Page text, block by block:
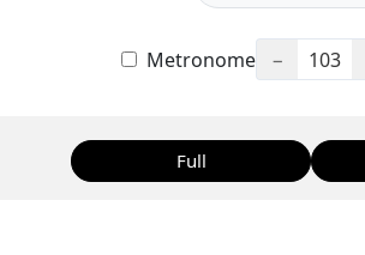
Metronome − 103
Full